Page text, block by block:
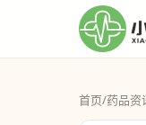
首页/药品资